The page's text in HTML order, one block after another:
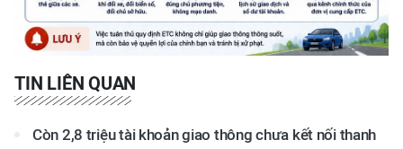
TIN LIÊN QUAN
Còn 2,8 triệu tài khoản giao thông chưa kết nối thanh